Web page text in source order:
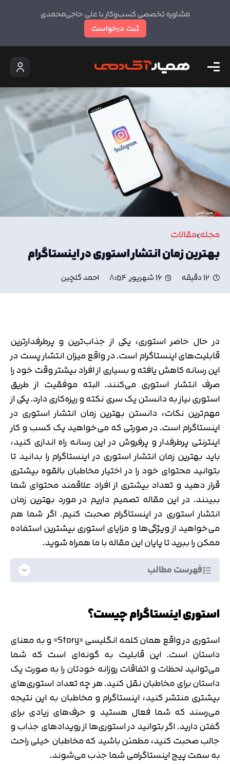
مشاوره تخصصی کسب‌وکار با علی حاجی‌محمدی
ثبت درخواست
مجله مقالات
بهترین زمان انتشار استوری در اینستاگرام
12 دقیقه 16 شهریور, 8:54 احمد گلچین
در حال حاضر استوری، یکی از جذاب‌ترین و پرطرفدارترین
قابلیت‌های اینستاگرام است. در واقع میزان انتشار پست در
این رسانه کاهش یافته و بسیاری از افراد بیشتر وقت خود را
صرف انتشار استوری می‌کنند. البته موفقیت از طریق
استوری نیاز به دانستن یک سری نکته و ریزه‌کاری دارد. یکی از
مهم‌ترین نکات، دانستن بهترین زمان انتشار استوری در
اینستاگرام است. در صورتی که می‌خواهید یک کسب و کار
اینترنتی پرطرفدار و پرفروش در این رسانه راه اندازی کنید،
باید بهترین زمان انتشار استوری در اینستاگرام را بدانید تا
بتوانید محتوای خود را در اختیار مخاطبان بالقوه بیشتری
قرار دهید و تعداد بیشتری از افراد علاقمند محتوای شما
ببینند. در این مقاله تصمیم داریم در مورد بهترین زمان
انتشار استوری در اینستاگرام صحبت کنیم. اگر شما هم
می‌خواهید از ویژگی‌ها و مزایای استوری بیشترین استفاده
ممکن را ببرید تا پایان این مقاله با ما همراه شوید.
فهرست مطالب
استوری اینستاگرام چیست؟
استوری در واقع همان کلمه انگلیسی «Story» و به معنای
داستان است. این قابلیت به گونه‌ای است که شما
می‌توانید لحظات و اتفاقات روزانه خودتان را به صورت یک
داستان برای مخاطبان نقل کنید. هر چه تعداد استوری‌های
بیشتری منتشر کنید، اینستاگرام و مخاطبان به این نتیجه
می‌رسند که شما فعال هستید و حرف‌های زیادی برای
گفتن دارید. اگر بتوانید در استوری‌ها از رویدادهای جذاب و
جالب صحبت کنید، مطمئن باشید که مخاطبان خیلی راحت
به سمت پیج اینستاگرامی شما جذب می‌شوند.